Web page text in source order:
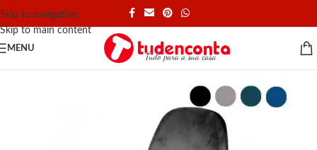
Skip to navigation
Skip to main content
MENU